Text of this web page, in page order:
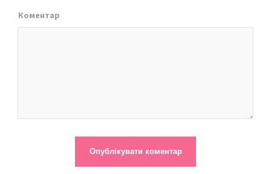
Коментар